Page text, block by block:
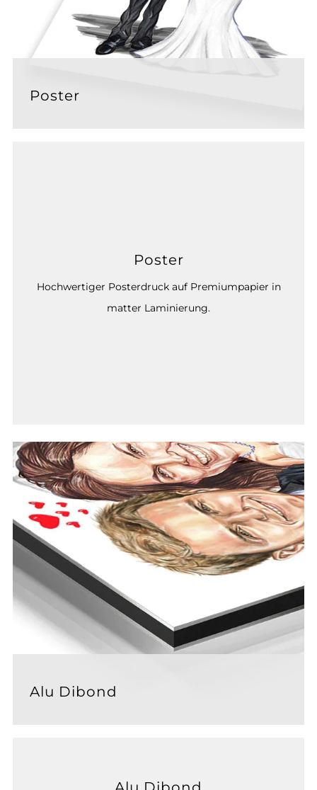
Poster
Poster
Hochwertiger Posterdruck auf Premiumpapier in
matter Laminierung.
Alu Dibond